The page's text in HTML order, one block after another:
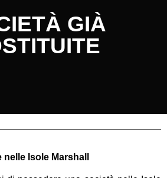
GIÀ
Isole Marshall